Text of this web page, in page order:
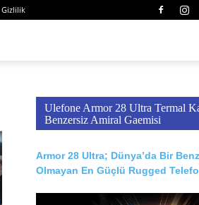
Gizlilik
Ulefone Armor 28 Ultra Termal
Benzersiz Amiral Gaemisi
Armor 28 Ultra; Dünya’da Bir
Olmayan En Güçlü Rugged